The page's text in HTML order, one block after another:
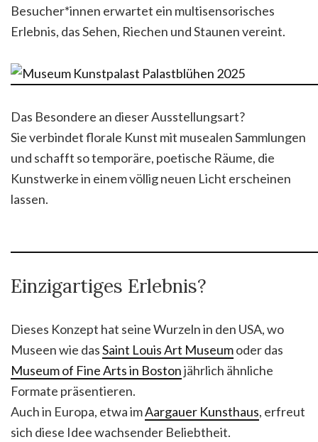
Besucher*innen erwartet ein multisensorisches
Erlebnis, das Sehen, Riechen und Staunen vereint.
Das Besondere an dieser Ausstellungsart?
Sie verbindet florale Kunst mit musealen Sammlungen
und schafft so temporäre, poetische Räume, die
Kunstwerke in einem völlig neuen Licht erscheinen
lassen.
Einzigartiges Erlebnis?
Dieses Konzept hat seine Wurzeln in den USA, wo
Museen wie dasSaint Louis Art Museumoder das
Museum of Fine Arts in Bostonjährlich ähnliche
Formate präsentieren.
Auch in Europa, etwa imAargauer Kunsthaus, erfreut
sich diese Idee wachsender Beliebtheit.